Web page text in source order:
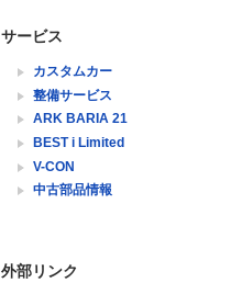
サービス
カスタムカー
整備サービス
ARK BARIA 21
BEST i Limited
V-CON
中古部品情報
外部リンク